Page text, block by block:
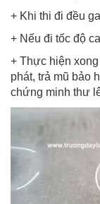
+ Khi thi đi đều
+ Nếu đi tốc độ
+ Thực hiện
phát, trả mũ bảo
chứng minh thư